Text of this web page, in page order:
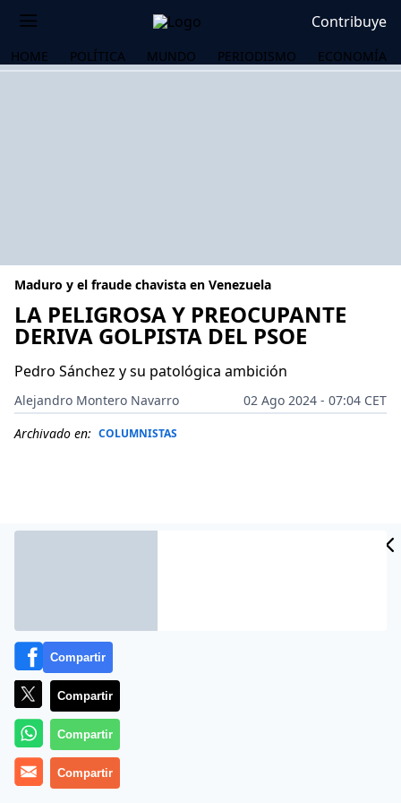
Contribuye
HOME POLÍTICA MUNDO PERIODISMO ECONOMÍA
Maduro y el fraude chavista en Venezuela
LA PELIGROSA Y PREOCUPANTE
DERIVA GOLPISTA DEL PSOE
Pedro Sánchez y su patológica ambición
Alejandro Montero Navarro
02 Ago 2024 - 07:04 CET
Archivado en: COLUMNISTAS
Más información
Compartir
Compartir
Compartir
Compartir